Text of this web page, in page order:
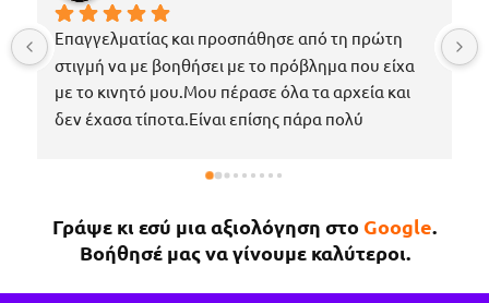
Επαγγελματίας και προσπάθησε από τη πρώτη
στιγμή να με βοηθήσει με το πρόβλημα που είχα
με το κινητό μου.Μου πέρασε όλα τα αρχεία και
δεν έχασα τίποτα.Είναι επίσης πάρα πολύ
να πάρω το κινητό μου το νωρίτερο δυνατόν
κάτι άλλο θα επιστρέψω σίγουρα.
Γράψε κι εσύ μια αξιολόγηση στο Google.
Βοήθησέ μας να γίνουμε καλύτεροι.